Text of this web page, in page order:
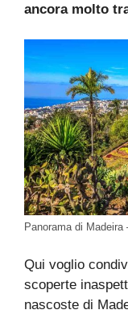
ancora molto
Panorama di
Qui voglio
scoperte
nascoste di